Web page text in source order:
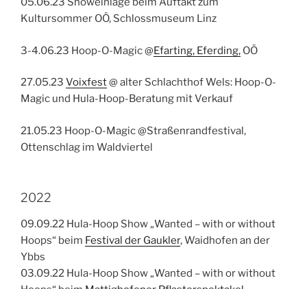
Kultursommer OÖ, Schlossmuseum Linz
3-4.06.23 Hoop-O-Magic @Efarting, Eferding, OÖ
27.05.23 Voixfest@ alter Schlachthof Wels: Hoop-O-
Magic und Hula-Hoop-Beratung mit Verkauf
21.05.23 Hoop-O-Magic @Straßenrandfestival,
Ottenschlag im Waldviertel
2022
09.09.22 Hula-Hoop Show „Wanted – with or without
Hoops“ beim Festival der Gaukler, Waidhofen an der
Ybbs
03.09.22 Hula-Hoop Show „Wanted – with or without